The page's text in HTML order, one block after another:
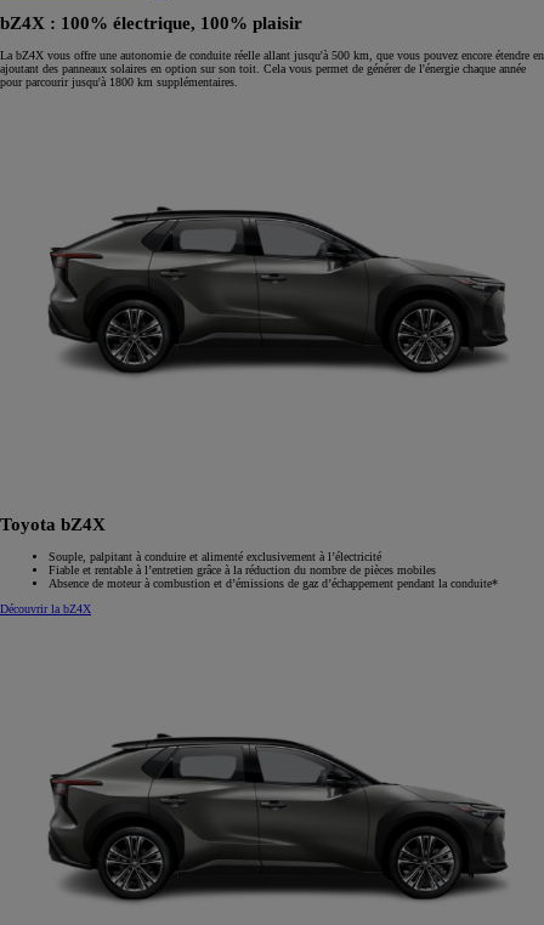
bZ4X : 100% électrique, 100% plaisir
La bZ4X vous offre une autonomie de conduite réelle allant jusqu'à 500 km, que vous pouvez encore étendre en
ajoutant des panneaux solaires en option sur son toit. Cela vous permet de générer de l'énergie chaque année
pour parcourir jusqu'à 1800 km supplémentaires.
Toyota bZ4X
Souple, palpitant à conduire et alimenté exclusivement à l’électricité
Fiable et rentable à l’entretien grâce à la réduction du nombre de pièces mobiles
Absence de moteur à combustion et d’émissions de gaz d’échappement pendant la conduite*
Découvrir la bZ4X